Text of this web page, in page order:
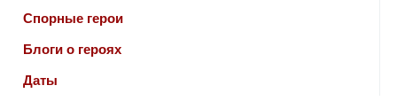
Спорные герои
Блоги о героях
Даты